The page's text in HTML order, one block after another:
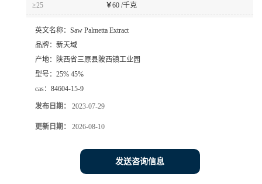
≥25 ￥60 /千克
英文名称： Saw Palmetta Extract
品牌： 新天域
产地：
陕西省三原县陂西镇工业园
型号： 25% 45%
cas： 84604-15-9
发布日期： 2023-07-29
更新日期： 2026-08-10
发送咨询信息